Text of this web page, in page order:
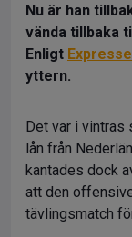
Nu är han
vända tillbaka
Enligt
yttern.
Det var i vintras
lån från
kantades dock
att den
tävlingsmatch